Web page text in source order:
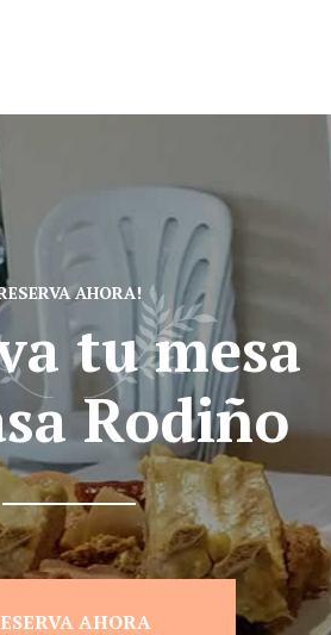
AHORA!
tu mesa
Rodiño
AHORA